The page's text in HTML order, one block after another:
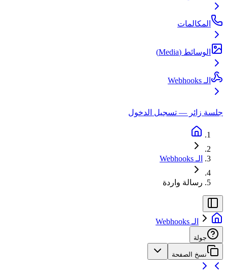
المكالمات
الوسائط (Media)
الـ Webhooks
جلسة زائر — تسجيل الدخول
الـ Webhooks
رسالة واردة
الـ Webhooks
جولة
نسخ الصفحة